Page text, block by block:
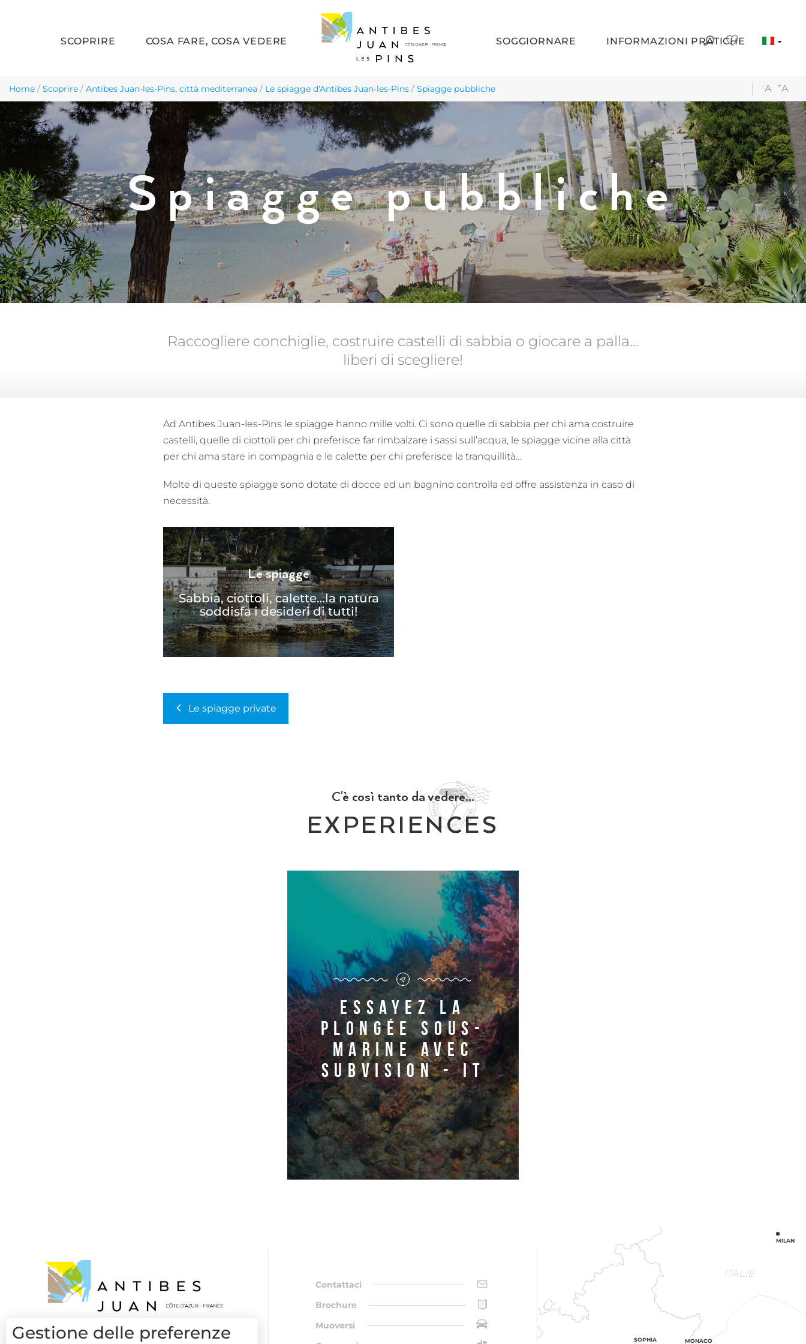
Skip to main content
SCOPRIRE COSA FARE, COSA VEDERE SOGGIORNARE INFORMAZIONI PRATICHE
Home / Scoprire / Antibes Juan-les-Pins, città mediterranea / Le spiagge d'Antibes Juan-les-Pins / Spiagge pubbliche -A +A
Spiagge pubbliche
Raccogliere conchiglie, costruire castelli di sabbia o giocare a palla…
liberi di scegliere!
Ad Antibes Juan-les-Pins le spiagge hanno mille volti. Ci sono quelle di sabbia per chi ama costruire
castelli, quelle di ciottoli per chi preferisce far rimbalzare i sassi sull’acqua, le spiagge vicine alla città
per chi ama stare in compagnia e le calette per chi preferisce la tranquillità…
Molte di queste spiagge sono dotate di docce ed un bagnino controlla ed offre assistenza in caso di
necessità.
Le spiagge
Sabbia, ciottoli, calette…la natura
soddisfa i desideri di tutti!
Le spiagge private
C'è così tanto da vedere...
EXPERIENCES
Essayez la
plongée sous-
marine avec
Subvision - it
Contattaci
Brochure
Muoversi
ITALIE
SOPHIA
MONACO
MILAN
Gestione delle preferenze